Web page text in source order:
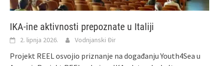
IKA-ine aktivnosti prepoznate u Italiji
2. lipnja 2026. Vodnjanski Đir
Projekt REEL osvojio priznanje na događanju Youth4Sea u